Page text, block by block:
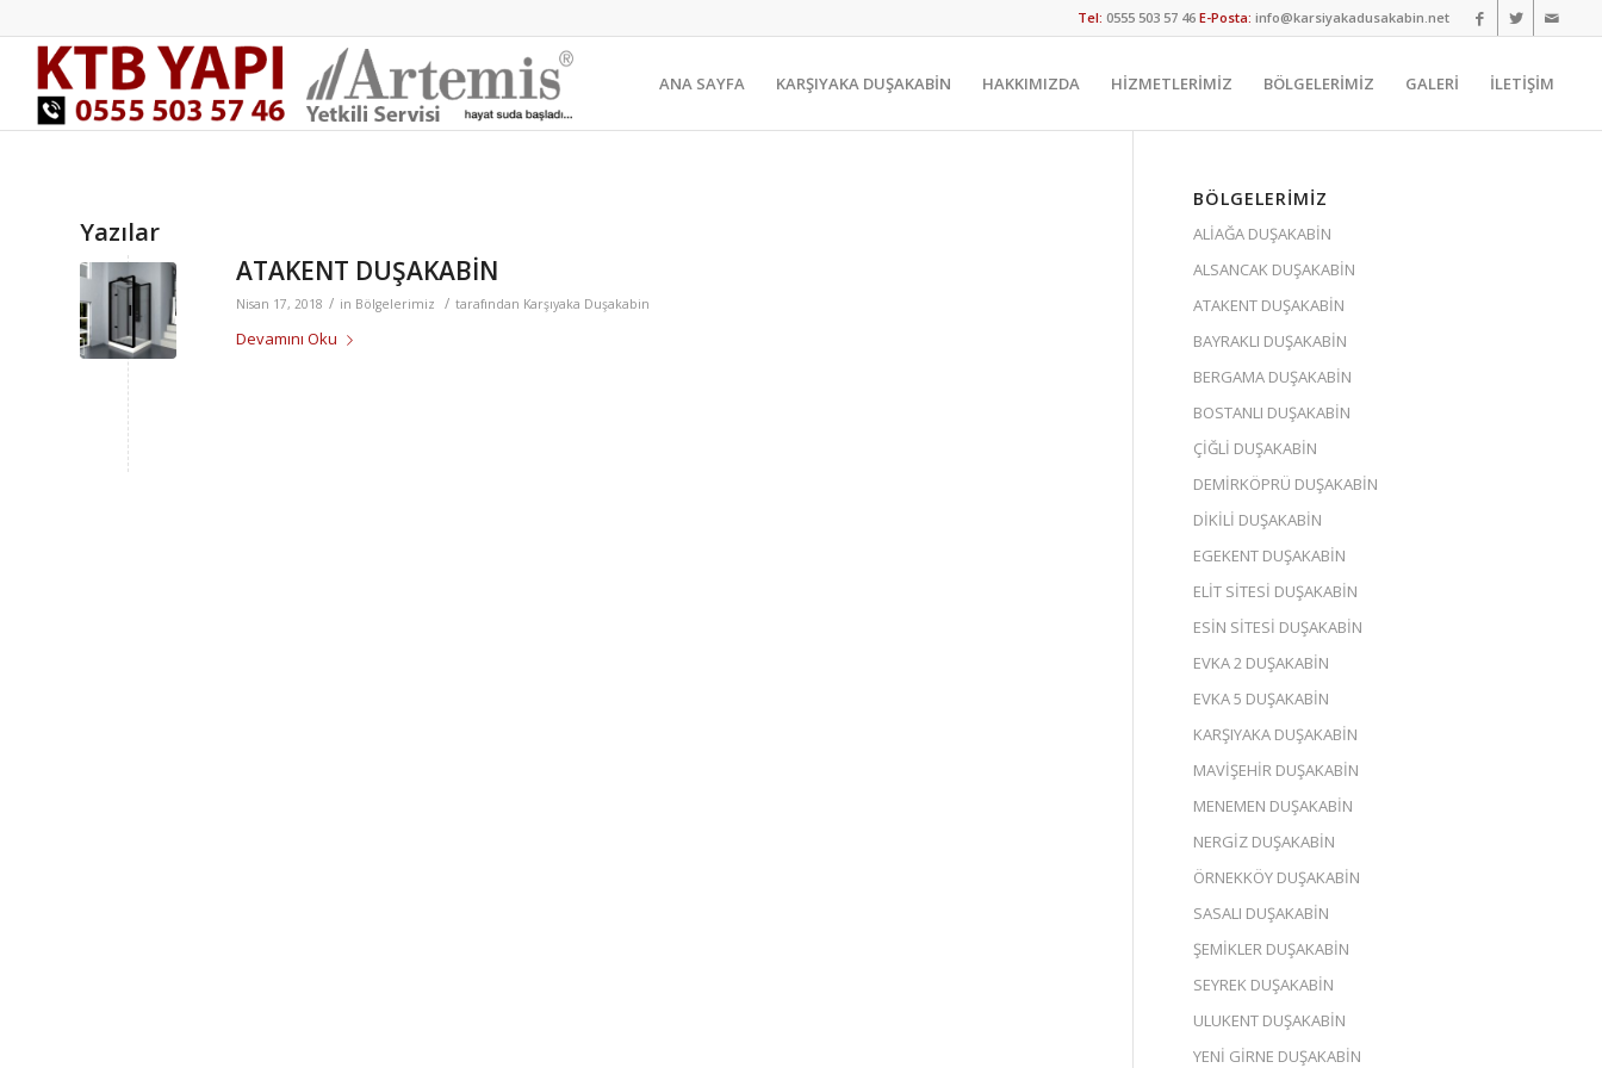
Tel: 0555 503 57 46E-Posta: info@karsiyakadusakabin.net
ANA SAYFA KARŞIYAKA DUŞAKABİN HAKKIMIZDA HİZMETLERİMİZ BÖLGELERİMİZ GALERİ İLETİŞİM
Yazılar
ATAKENT DUŞAKABİN
Nisan 17, 2018 / in Bölgelerimiz / tarafından Karşıyaka Duşakabin
Devamını Oku
BÖLGELERIMIZ
ALİAĞA DUŞAKABİN
ALSANCAK DUŞAKABİN
ATAKENT DUŞAKABİN
BAYRAKLI DUŞAKABİN
BERGAMA DUŞAKABİN
BOSTANLI DUŞAKABİN
ÇİĞLİ DUŞAKABİN
DEMİRKÖPRÜ DUŞAKABİN
DİKİLİ DUŞAKABİN
EGEKENT DUŞAKABİN
ELİT SİTESİ DUŞAKABİN
ESİN SİTESİ DUŞAKABİN
EVKA 2 DUŞAKABİN
EVKA 5 DUŞAKABİN
KARŞIYAKA DUŞAKABİN
MAVİŞEHİR DUŞAKABİN
MENEMEN DUŞAKABİN
NERGİZ DUŞAKABİN
ÖRNEKKÖY DUŞAKABİN
SASALI DUŞAKABİN
ŞEMİKLER DUŞAKABİN
SEYREK DUŞAKABİN
ULUKENT DUŞAKABİN
YENİ GİRNE DUŞAKABİN